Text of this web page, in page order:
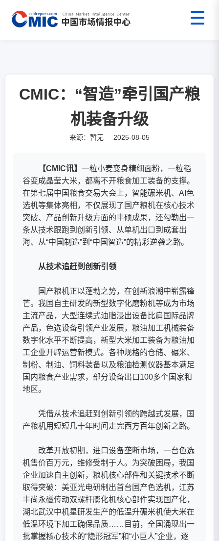
☰
首页>报告>市场情报 >特别关注>报告内容
CMIC：“智造”牵引国产粮
机装备升级
来源：暂无 2025-08-05
【CMIC讯】一粒小麦变身精细面粉，一粒稻
谷变成晶莹大米，都离不开粮食加工装备的支撑。
在第七届中国粮食交易大会上，智能碾米机、AI色
选机等集体亮相，不仅展现了国产粮机在核心技术
突破、产品创新升级方面的丰硕成果，还勾勒出一
条从技术跟跑到创新引领、从单机出口到成套出
海、从“中国制造”到“中国智造”的精彩逆袭之路。
从技术追赶到创新引领
国产粮机正以蓬勃之势，在创新浪潮中崭露锋
芒。我国自主研发的新型数字化磨粉机等成为市场
主流产品，大型连续式油脂浸出设备比肩国际品牌
产品，色选设备引领产业发展，粮油加工机械装备
数字化水平不断提高，新型大米加工装备为粮油加
工企业开辟运营新模式。各种规格的仓储、碾米、
制粉、制油、饲料装备以及粮油检测仪器基本满足
国内粮食产业需求，部分设备出口100多个国家和
地区。
凭借从技术追赶到创新引领的跨越式发展，国
产粮机用短短几十年时间走完西方百年创新之路。
改革开放初期，进口设备垄断市场，一台色选
机售价百万元，维修受制于人。为突破困局，我国
企业加速自主创新，粮机核心部件和关键技术不断
取得突破：美亚光电研制出首台国产色选机，江苏
丰尚永磁传动双螺杆膨化机核心部件实现国产化，
湖北武汉中机星研发生产的低温升碾米机使大米在
低温环境下加工确保品质……目前，全国涌现出一
批掌握核心技术的“隐形冠军”和“小巨人”企业，逐